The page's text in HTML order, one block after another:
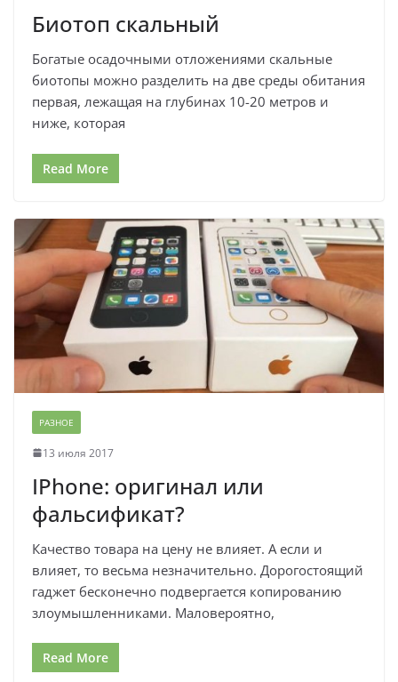
Биотоп скальный
Богатые осадочными отложениями скальные
биотопы можно разделить на две среды обитания
первая, лежащая на глубинах 10-20 метров и
ниже, которая
Read More
РАЗНОЕ
13 июля 2017
IPhone: оригинал или
фальсификат?
Качество товара на цену не влияет. А если и
влияет, то весьма незначительно. Дорогостоящий
гаджет бесконечно подвергается копированию
злоумышленниками. Маловероятно,
Read More